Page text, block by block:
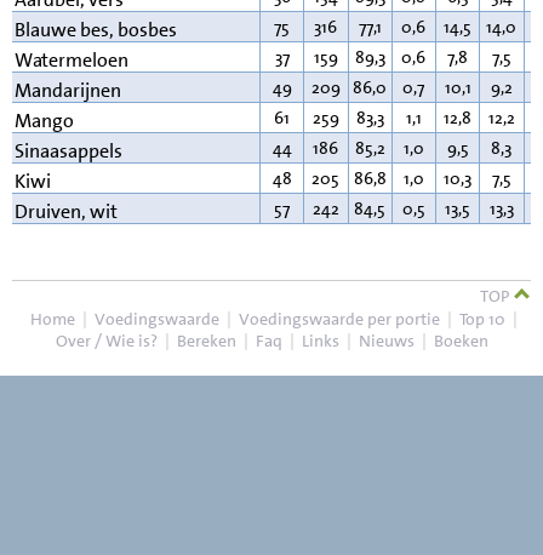
Blauwe bes, bosbes 75 316 77,1 0,6 14,5 14,0
Watermeloen 37 159 89,3 0,6 7,8 7,5
Mandarijnen 49 209 86,0 0,7 10,1 9,2
Mango 61 259 83,3 1,1 12,8 12,2
Sinaasappels 44 186 85,2 1,0 9,5 8,3
Kiwi 48 205 86,8 1,0 10,3 7,5
Druiven, wit 57 242 84,5 0,5 13,5 13,3
TOP
Home | Voedingswaarde | Voedingswaarde per portie | Top 10 |
Over / Wie is? | Bereken | Faq | Links | Nieuws | Boeken